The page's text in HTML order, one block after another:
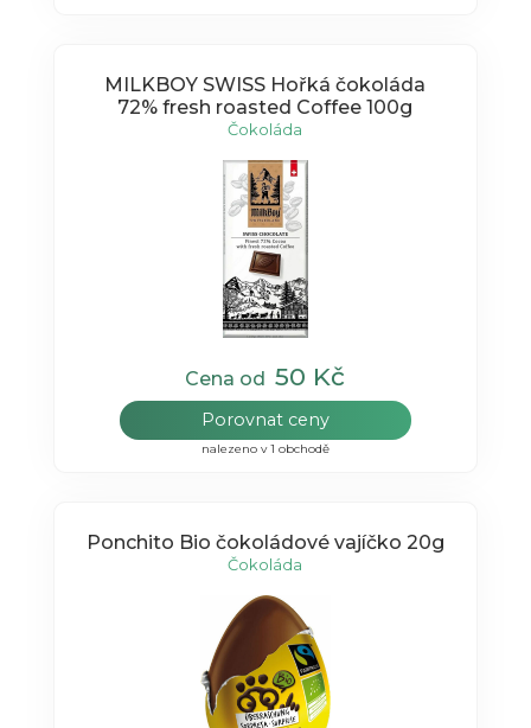
MILKBOY SWISS Hořká čokoláda
72% fresh roasted Coffee 100g
Čokoláda
Cena od50 Kč
Porovnat ceny
nalezeno v 1 obchodě
Ponchito Bio čokoládové vajíčko 20g
Čokoláda